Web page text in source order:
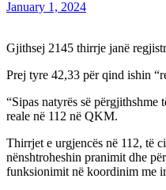
January 1, 2024
Gjithsej 2145 thirrje janë
Prej tyre 42,33 për qind ishin
“Sipas natyrës së
reale në 112 në QKM.
Thirrjet e urgjencës në 112, të
nënshtroheshin pranimit dhe
funksionimit në koordinim me